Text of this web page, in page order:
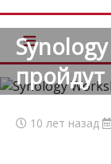
≡
10 лет назад